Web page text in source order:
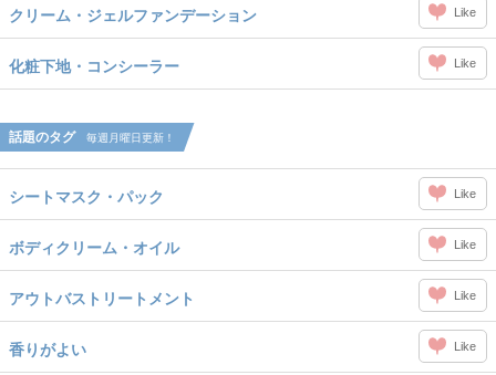
クリーム・ジェルファンデーション Like
化粧下地・コンシーラー Like
話題のタグ 毎週月曜日更新！
シートマスク・パック Like
ボディクリーム・オイル Like
アウトバストリートメント Like
香りがよい Like